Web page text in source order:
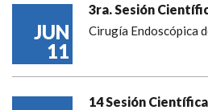
JUN
11
3ra. Sesión
Cirugía Endoscópica
14 Sesión